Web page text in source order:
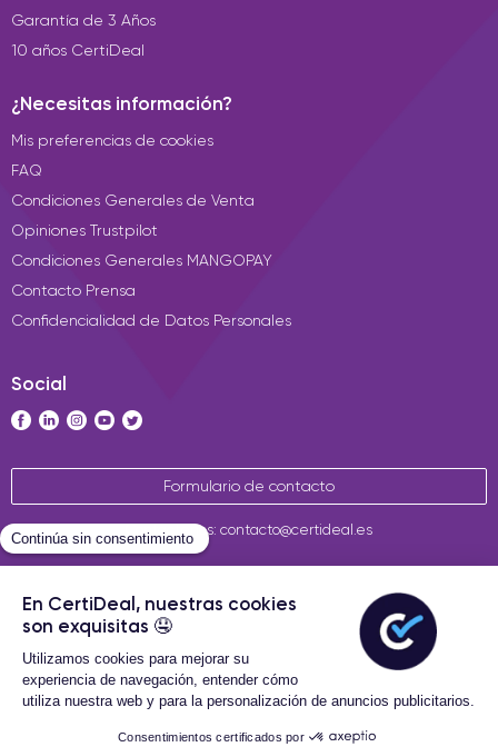
36 Meses de garantía
Garantía de 3 Años
10 años CertiDeal
¿Necesitas información?
Mis preferencias de cookies
FAQ
Condiciones Generales de Venta
Opiniones Trustpilot
Condiciones Generales MANGOPAY
Contacto Prensa
Confidencialidad de Datos Personales
Social
Formulario de contacto
Contáctenos: contacto@certideal.es
Términos Generales de Venta
Certideal © 2026 Todos los
derechos reservados